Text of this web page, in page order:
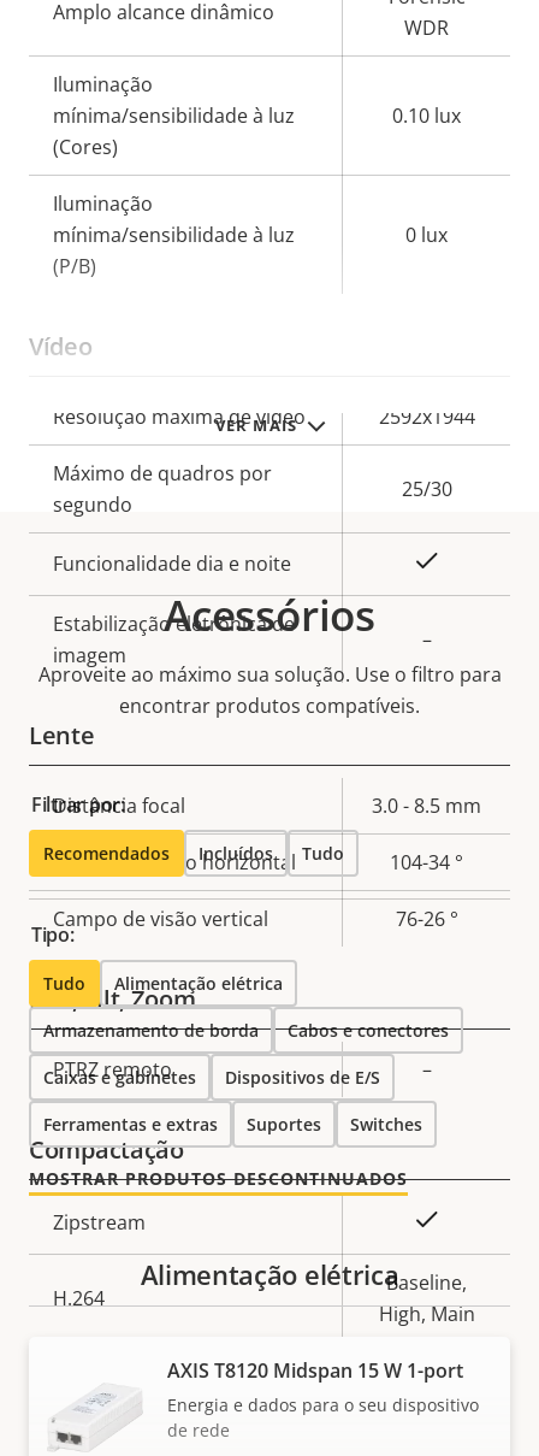
VER MAIS
Amplo alcance dinâmico
WDR
Iluminação
mínima/sensibilidade à luz
(Cores)
0.10 lux
Iluminação
mínima/sensibilidade à luz
(P/B)
0 lux
Vídeo
Descrição
da
propriedade
Valor da
propriedade
Resolução máxima de vídeo 2592x1944
Máximo de quadros por
segundo
25/30
Funcionalidade dia e noite
Estabilização eletrônica de
imagem
–
Lente
Descrição
da
propriedade
propriedade
Distância focal 3.0 - 8.5 mm
Campo de visão horizontal 104-34 °
Campo de visão vertical 76-26 °
Pan, Tilt, Zoom
Descrição
da
propriedade
Valor da
propriedade
PTRZ remoto –
Compactação
Descrição
da
propriedade
propriedade
Zipstream
H.264
Baseline,
High, Main
Sim
AV1
Acessórios
Aproveite ao máximo sua solução. Use o filtro para
encontrar produtos compatíveis.
Filtrar por:
Recomendados Incluídos Tudo
Tipo:
Tudo Alimentação elétrica
Armazenamento de borda Cabos e conectores
Caixas e gabinetes Dispositivos de E/S
Ferramentas e extras Suportes Switches
MOSTRAR PRODUTOS DESCONTINUADOS
Alimentação elétrica
AXIS T8120 Midspan 15 W 1-port
Energia e dados para o seu dispositivo
de rede